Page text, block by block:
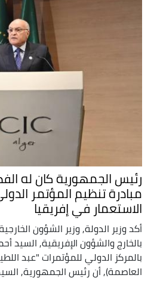
رئيس الجمهورية كان له
مبادرة تنظيم المؤتمر
الاستعمار في إفريقيا
أكد وزير الدولة, وزير الشؤون الخارجية
بالخارج والشؤون الإفريقية, السيد
بالمركز الدولي للمؤتمرات "عبد
العاصمة), أن رئيس الجمهورية, السيد